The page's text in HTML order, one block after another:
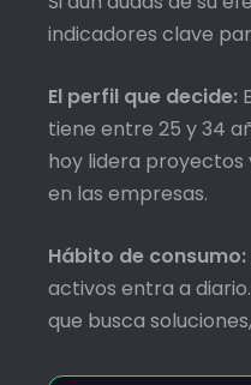
indicadores clave
El perfil que decide:
tiene entre 25 y 34
hoy lidera
en las empresas.
Hábito de consumo:
activos entra a
que busca